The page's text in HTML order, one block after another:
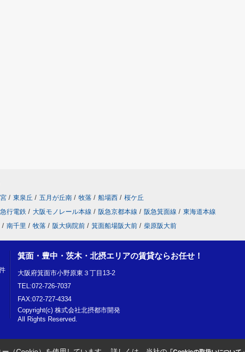
/ 東泉丘 / 五月が丘南 / 牧落 / 船場西 / 桜ケ丘
行電鉄 / 大阪モノレール本線 / 阪急京都本線 / 阪急箕面線 / 東海道本線
/ 南千里 / 牧落 / 阪大病院前 / 箕面船場阪大前 / 柴原阪大前
箕面・豊中・茨木・北摂エリアの賃貸ならお任せ！
大阪府箕面市小野原東３丁目13-2
TEL:072-726-7037
FAX:072-727-4334
Copyright(c) 株式会社北摂都市開発
All Rights Reserved.